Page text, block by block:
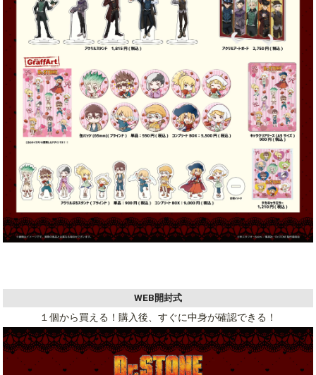
WEB開封式
１個から買える！ 購入後、すぐに中身が確認できる！